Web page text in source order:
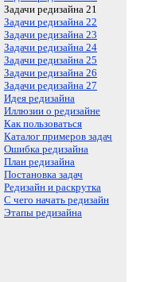
Задачи редизайна 21
Задачи редизайна 22
Задачи редизайна 23
Задачи редизайна 24
Задачи редизайна 25
Задачи редизайна 26
Задачи редизайна 27
Идея редизайна
Иллюзии о редизайне
Как пользоваться
Каталог примеров задач
Ошибка редизайна
План редизайна
Постановка задач
Редизайн и раскрутка
С чего начать редизайн
Этапы редизайна